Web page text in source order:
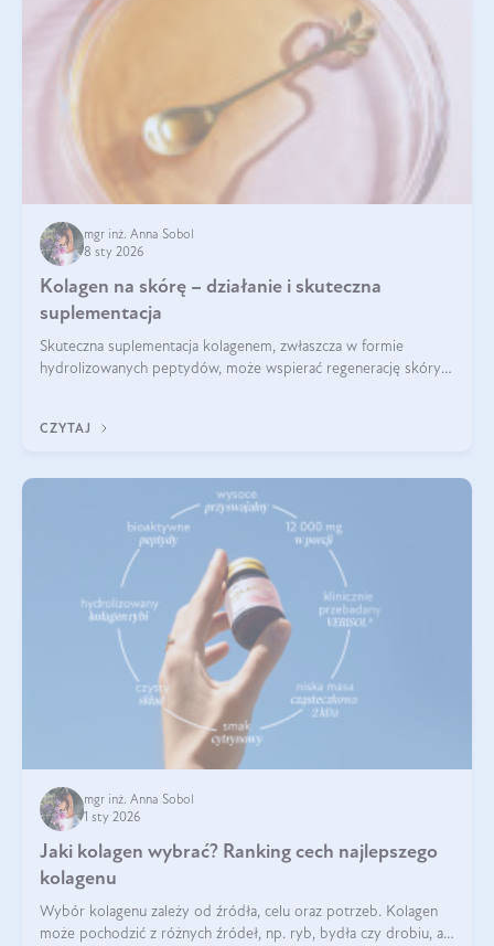
mgr inż. Anna Sobol
8 sty 2026
Kolagen na skórę – działanie i skuteczna
suplementacja
Skuteczna suplementacja kolagenem, zwłaszcza w formie
hydrolizowanych peptydów, może wspierać regenerację skóry i
CZYTAJ
mgr inż. Anna Sobol
1 sty 2026
Jaki kolagen wybrać? Ranking cech najlepszego
kolagenu
Wybór kolagenu zależy od źródła, celu oraz potrzeb. Kolagen
może pochodzić z różnych źródeł, np. ryb, bydła czy drobiu, a